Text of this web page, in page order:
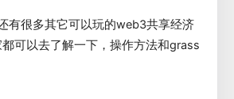
有很多其它可以玩的web3共享经济
可以去了解一下，操作方法和grass